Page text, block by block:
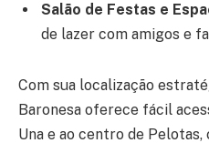
Salão de Festas e
de lazer com amigos e
Com sua localização
Baronesa oferece fácil
Una e ao centro de